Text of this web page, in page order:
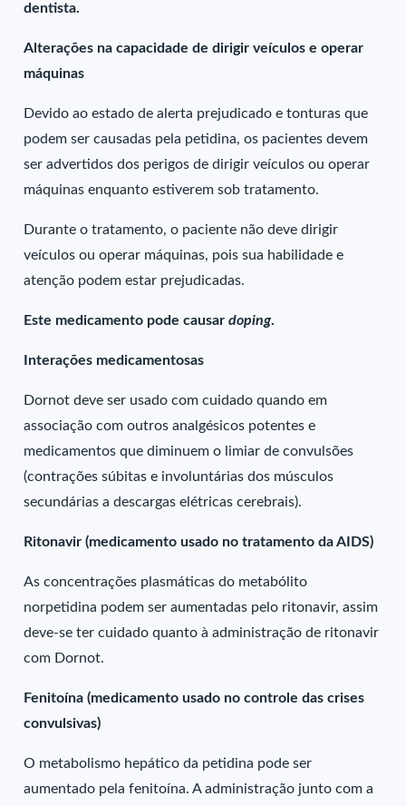
dentista.
Alterações na capacidade de dirigir veículos e operar
máquinas
Devido ao estado de alerta prejudicado e tonturas que
podem ser causadas pela petidina, os pacientes devem
ser advertidos dos perigos de dirigir veículos ou operar
máquinas enquanto estiverem sob tratamento.
Durante o tratamento, o paciente não deve dirigir
veículos ou operar máquinas, pois sua habilidade e
atenção podem estar prejudicadas.
Este medicamento pode causardoping.
Interações medicamentosas
Dornot deve ser usado com cuidado quando em
associação com outros analgésicos potentes e
medicamentos que diminuem o limiar de convulsões
(contrações súbitas e involuntárias dos músculos
secundárias a descargas elétricas cerebrais).
Ritonavir (medicamento usado no tratamento da AIDS)
As concentrações plasmáticas do metabólito
norpetidina podem ser aumentadas pelo ritonavir, assim
deve-se ter cuidado quanto à administração de ritonavir
com Dornot.
Fenitoína (medicamento usado no controle das crises
convulsivas)
O metabolismo hepático da petidina pode ser
aumentado pela fenitoína. A administração junto com a